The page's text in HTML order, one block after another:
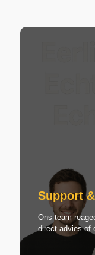
Support
Ons team
direct advies of